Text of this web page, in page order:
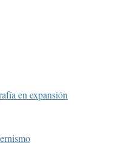
en expansión